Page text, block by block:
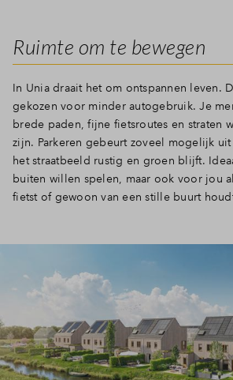
Ruimte om te bewegen
In Unia draait het om ontspannen leven.
gekozen voor minder autogebruik. Je
brede paden, fijne fietsroutes en straten
zijn. Parkeren gebeurt zoveel mogelijk
het straatbeeld rustig en groen blijft.
buiten willen spelen, maar ook voor jou
fietst of gewoon van een stille buurt